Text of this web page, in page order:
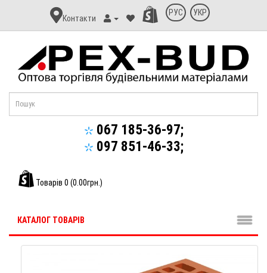
Контакт
Апекс-
Контакти
РУС УКР
067 185-36-97;
097 851-46-33;
Товарів 0 (0.00грн.)
КАТАЛОГ ТОВАРІВ